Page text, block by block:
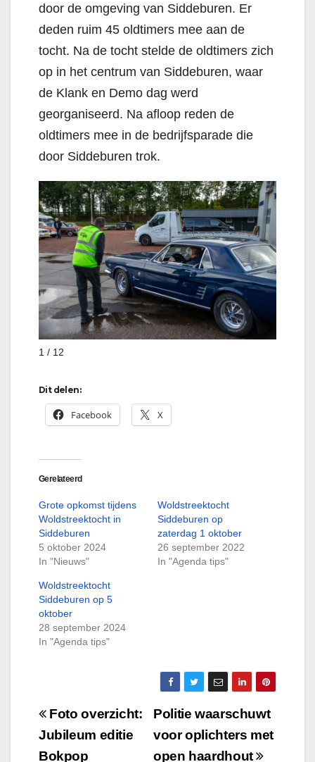
door de omgeving van Siddeburen. Er
deden ruim 45 oldtimers mee aan de
tocht. Na de tocht stelde de oldtimers zich
op in het centrum van Siddeburen, waar
de Klank en Demo dag werd
georganiseerd. Na afloop reden de
oldtimers mee in de bedrijfsparade die
door Siddeburen trok.
1 / 12
Dit delen:
Facebook X
Gerelateerd
Grote opkomst tijdens
Woldstreektocht in
Siddeburen
5 oktober 2024
In "Nieuws"
Woldstreektocht
Siddeburen op
zaterdag 1 oktober
26 september 2022
In "Agenda tips"
Woldstreektocht
Siddeburen op 5
oktober
28 september 2024
In "Agenda tips"
Bericht
navigatie
Politie waarschuwt
voor oplichters met
open haardhout
Foto overzicht:
Jubileum editie
Bokpop